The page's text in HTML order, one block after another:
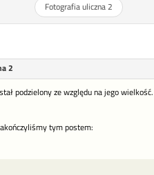
Fotografia uliczna 2
2
podzielony ze względu na jego
tym postem: